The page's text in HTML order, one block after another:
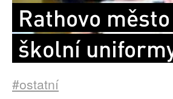
Rathovo
školní
#ostatní